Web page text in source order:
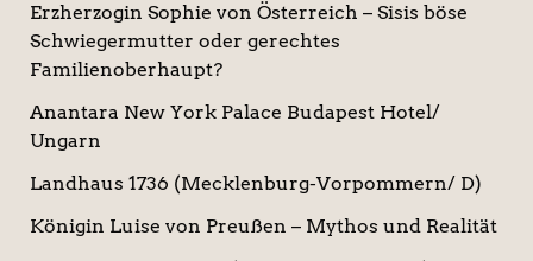
Erzherzogin Sophie von Österreich – Sisis böse
Schwiegermutter oder gerechtes
Familienoberhaupt?
Anantara New York Palace Budapest Hotel/
Ungarn
Landhaus 1736 (Mecklenburg-Vorpommern/ D)
Königin Luise von Preußen – Mythos und Realität